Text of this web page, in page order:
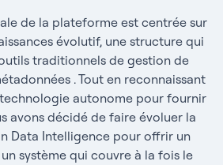
de la plateforme est centrée sur
évolutif, une structure qui
traditionnels de gestion de
. Tout en reconnaissant
autonome pour fournir
avons décidé de faire évoluer la
Data Intelligence pour offrir un
système qui couvre à la fois le